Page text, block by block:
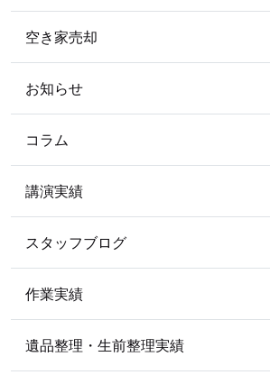
空き家売却
お知らせ
コラム
講演実績
スタッフブログ
作業実績
遺品整理・生前整理実績